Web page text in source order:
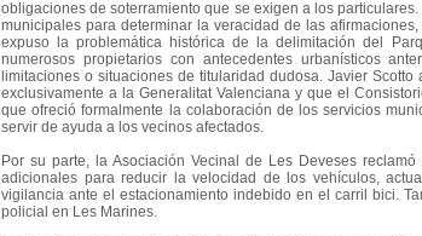
obligaciones de soterramiento que se exigen a los
municipales para determinar la veracidad de las
expuso la problemática histórica de la delimitación del
numerosos propietarios con antecedentes urbanísticos
limitaciones o situaciones de titularidad dudosa. Javier
exclusivamente a la Generalitat Valenciana y que el
que ofreció formalmente la colaboración de los servicios
servir de ayuda a los vecinos afectados.
Por su parte, la Asociación Vecinal de Les Deveses
adicionales para reducir la velocidad de los vehículos,
vigilancia ante el estacionamiento indebido en el carril bici.
policial en Les Marines.